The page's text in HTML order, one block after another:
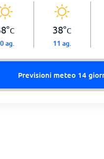
°C
ag.
38°C
11 ag.
Previsioni meteo 14